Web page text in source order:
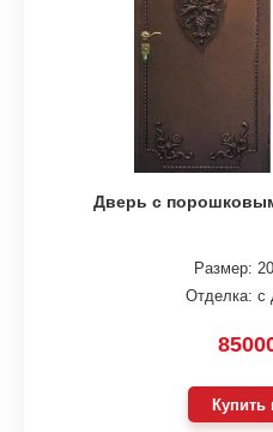
Дверь с
Размер:
Отделка: с
Купить